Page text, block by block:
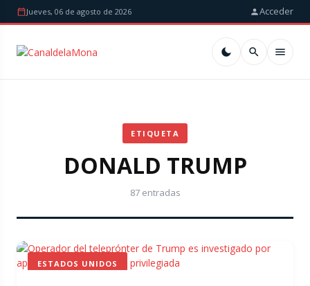
Jueves, 06 de agosto de 2026 Acceder
ETIQUETA
DONALD TRUMP
87 entradas
ESTADOS UNIDOS